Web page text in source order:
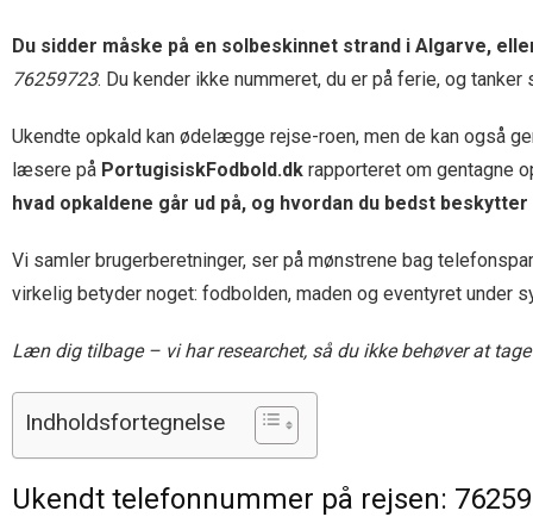
Du sidder måske på en solbeskinnet strand i Algarve,
76259723. Du kender ikke nummeret, du er på ferie, og tanker
Ukendte opkald kan ødelægge rejse-roen, men de kan også
læsere på PortugisiskFodbold.dk rapporteret om gentagne
hvad opkaldene går ud på, og hvordan du bedst beskytter
Vi samler brugerberetninger, ser på mønstrene bag
virkelig betyder noget: fodbolden, maden og eventyret under
Læn dig tilbage – vi har researchet, så du ikke behøver at
Indholdsfortegnelse
Ukendt telefonnummer på rejsen: